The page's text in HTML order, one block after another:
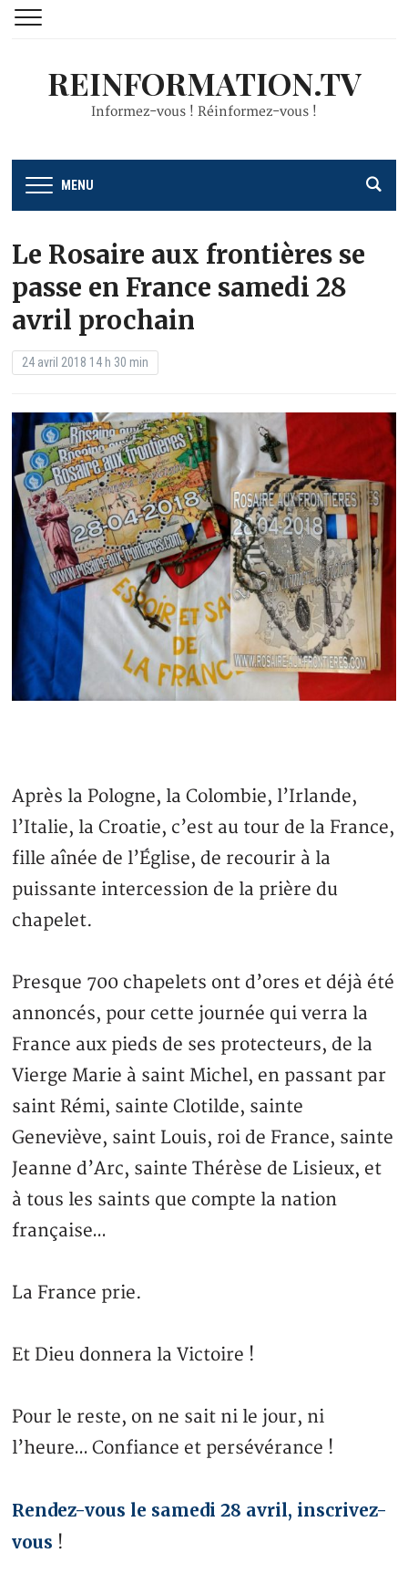
REINFORMATION.TV
Informez-vous ! Réinformez-vous !
MENU
Le Rosaire aux frontières se
passe en France samedi 28
avril prochain
24 avril 2018 14 h 30 min
Après la Pologne, la Colombie, l’Irlande,
l’Italie, la Croatie, c’est au tour de la France,
fille aînée de l’Église, de recourir à la
puissante intercession de la prière du
chapelet.
Presque 700 chapelets ont d’ores et déjà été
annoncés, pour cette journée qui verra la
France aux pieds de ses protecteurs, de la
Vierge Marie à saint Michel, en passant par
saint Rémi, sainte Clotilde, sainte
Geneviève, saint Louis, roi de France, sainte
Jeanne d’Arc, sainte Thérèse de Lisieux, et
à tous les saints que compte la nation
française…
La France prie.
Et Dieu donnera la Victoire !
Pour le reste, on ne sait ni le jour, ni
l’heure… Confiance et persévérance !
Rendez-vous le samedi 28 avril, inscrivez-
vous !